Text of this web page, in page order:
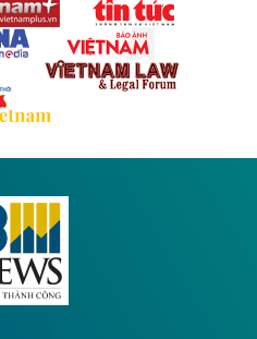
tế tại Lạng Sơn.
tỷ đồng xây dựng cao
được kỳ vọng sẽ tạo động
khu vực phía Nam đồng